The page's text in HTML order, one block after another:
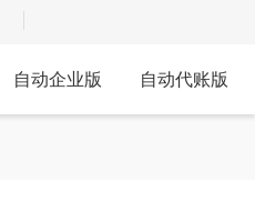
自动企业版 自动代账版